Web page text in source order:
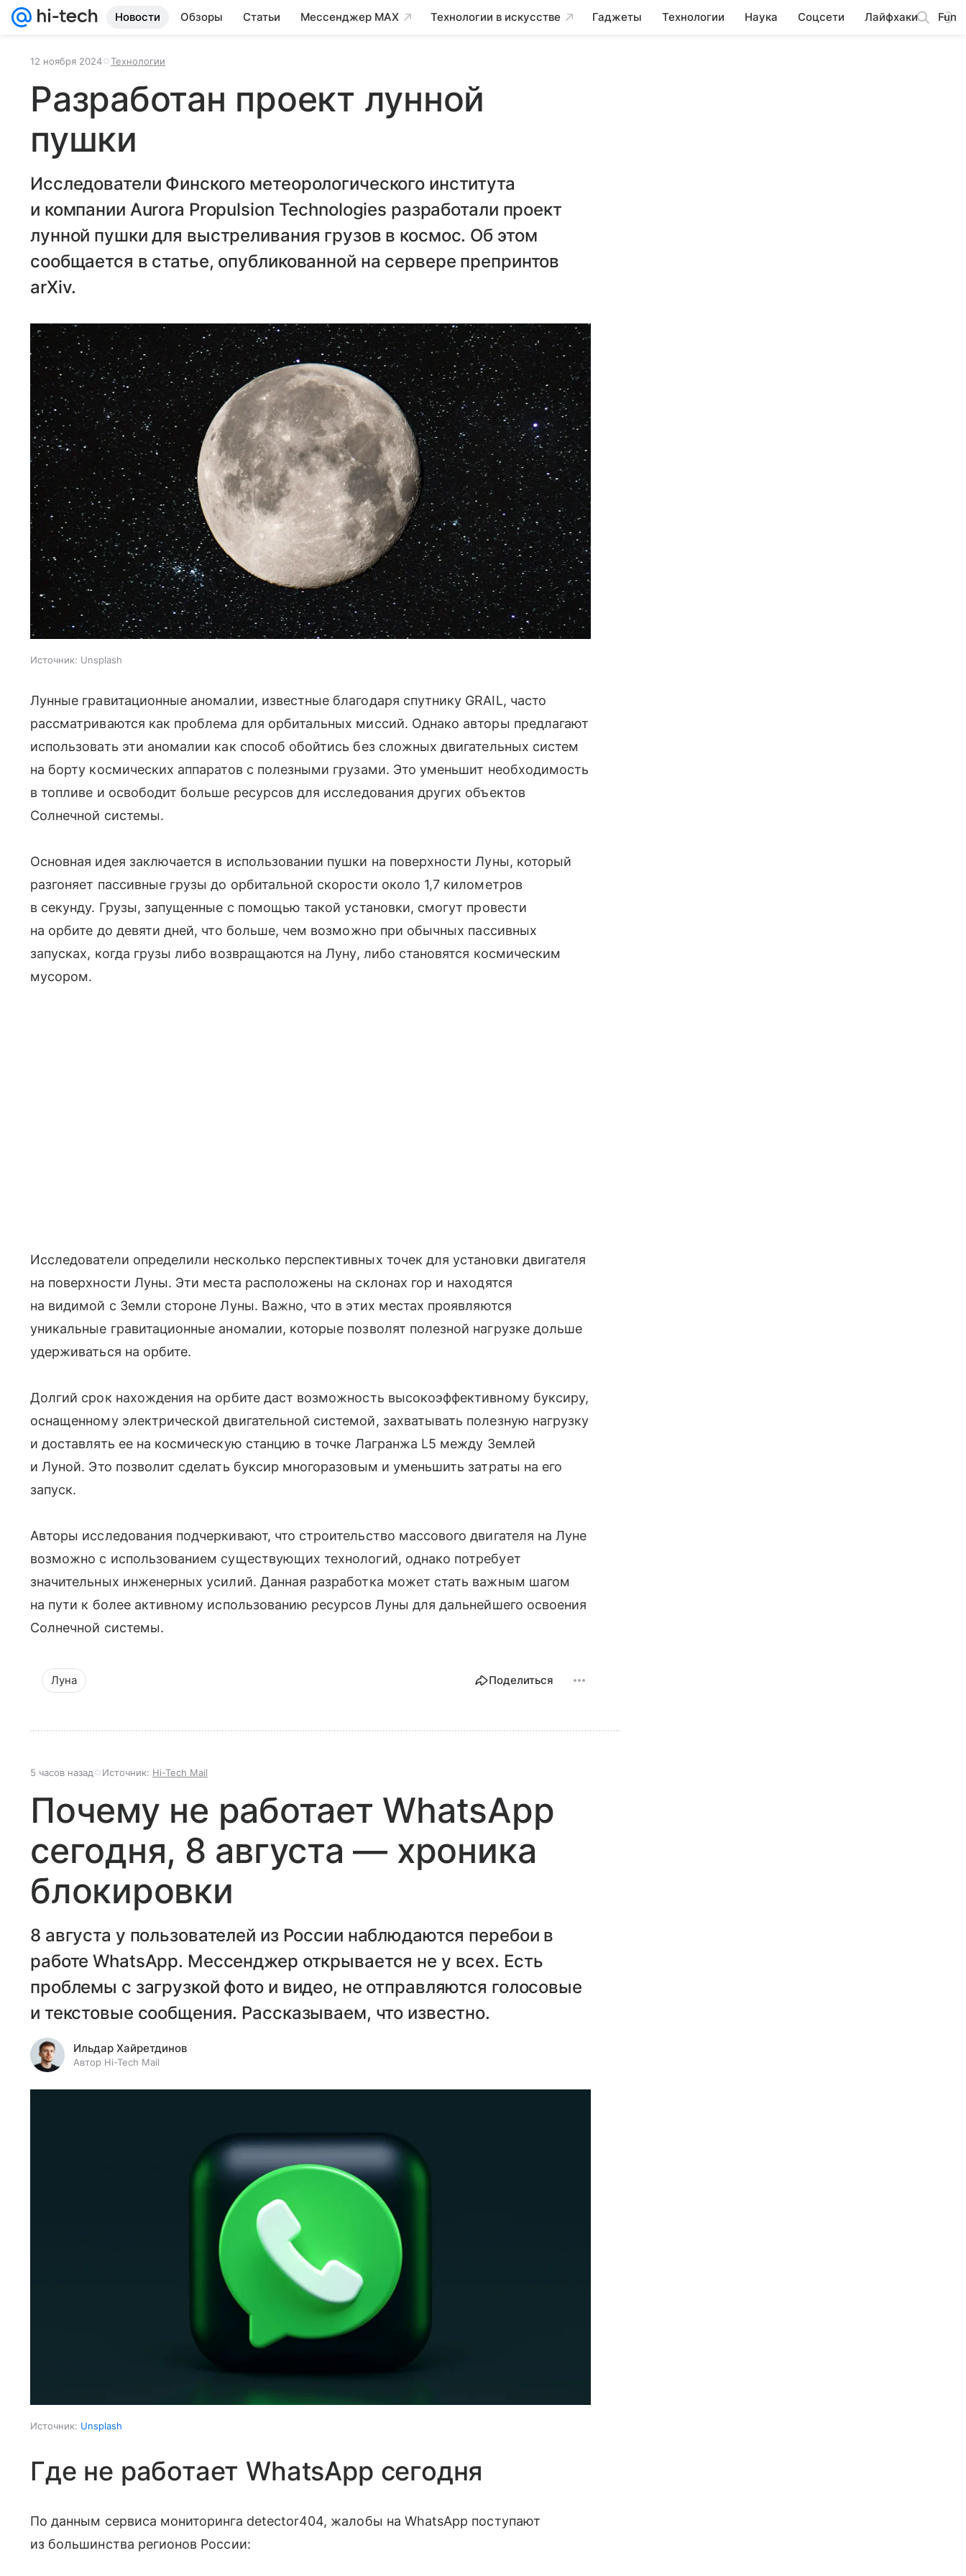
Новости Обзоры Статьи Мессенджер MAX Технологии в искусстве Гаджеты Технологии Наука Соцсети Лайфхаки Fun
12 ноября 2024 Технологии
Разработан проект лунной
пушки
Исследователи Финского метеорологического института
и компании Aurora Propulsion Technologies разработали проект
лунной пушки для выстреливания грузов в космос. Об этом
сообщается в статье, опубликованной на сервере препринтов
arXiv.
Источник: Unsplash
Лунные гравитационные аномалии, известные благодаря спутнику GRAIL, часто
рассматриваются как проблема для орбитальных миссий. Однако авторы предлагают
использовать эти аномалии как способ обойтись без сложных двигательных систем
на борту космических аппаратов с полезными грузами. Это уменьшит необходимость
в топливе и освободит больше ресурсов для исследования других объектов
Солнечной системы.
Основная идея заключается в использовании пушки на поверхности Луны, который
разгоняет пассивные грузы до орбитальной скорости около 1,7 километров
в секунду. Грузы, запущенные с помощью такой установки, смогут провести
на орбите до девяти дней, что больше, чем возможно при обычных пассивных
запусках, когда грузы либо возвращаются на Луну, либо становятся космическим
мусором.
Исследователи определили несколько перспективных точек для установки двигателя
на поверхности Луны. Эти места расположены на склонах гор и находятся
на видимой с Земли стороне Луны. Важно, что в этих местах проявляются
уникальные гравитационные аномалии, которые позволят полезной нагрузке дольше
удерживаться на орбите.
Долгий срок нахождения на орбите даст возможность высокоэффективному буксиру,
оснащенному электрической двигательной системой, захватывать полезную нагрузку
и доставлять ее на космическую станцию в точке Лагранжа L5 между Землей
и Луной. Это позволит сделать буксир многоразовым и уменьшить затраты на его
запуск.
Авторы исследования подчеркивают, что строительство массового двигателя на Луне
возможно с использованием существующих технологий, однако потребует
значительных инженерных усилий. Данная разработка может стать важным шагом
на пути к более активному использованию ресурсов Луны для дальнейшего освоения
Солнечной системы.
Луна Поделиться
5 часов назад Источник: Hi-Tech Mail
Почему не работает WhatsApp
сегодня, 8 августа — хроника
блокировки
8 августа у пользователей из России наблюдаются перебои в
работе WhatsApp. Мессенджер открывается не у всех. Есть
проблемы с загрузкой фото и видео, не отправляются голосовые
и текстовые сообщения. Рассказываем, что известно.
Ильдар Хайретдинов
Автор Hi-Tech Mail
Источник: Unsplash
Где не работает WhatsApp сегодня
По данным сервиса мониторинга detector404, жалобы на WhatsApp поступают
из большинства регионов России: